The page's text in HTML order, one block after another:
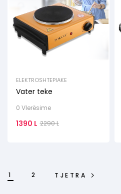
ELEKTROSHTEPIAKE
Vater teke
0 Vlerësime
2290L
1390 L
1 2 TJETRA